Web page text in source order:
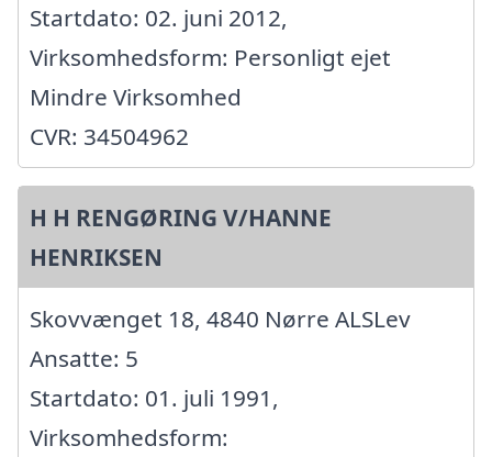
Startdato: 02. juni 2012,
Virksomhedsform: Personligt ejet
Mindre Virksomhed
CVR: 34504962
H H RENGØRING V/HANNE
HENRIKSEN
Skovvænget 18, 4840 Nørre ALSLev
Ansatte: 5
Startdato: 01. juli 1991,
Virksomhedsform: